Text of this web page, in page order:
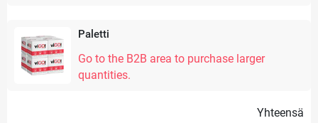
Paletti
Go to the B2B area to purchase larger
quantities.
Yhteensä